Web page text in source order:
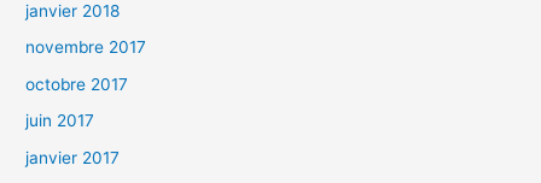
janvier 2018
novembre 2017
octobre 2017
juin 2017
janvier 2017